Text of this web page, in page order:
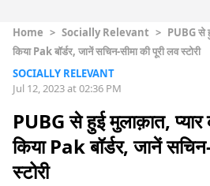
Home > Socially Relevant > PUBG से
किया Pak बॉर्डर, जानें सचिन-सीमा की पूरी लव स्टोरी
SOCIALLY RELEVANT
Jul 12, 2023 at 02:36 PM
PUBG से हुई मुलाक़ात, प्यार
किया Pak बॉर्डर, जानें
स्टोरी